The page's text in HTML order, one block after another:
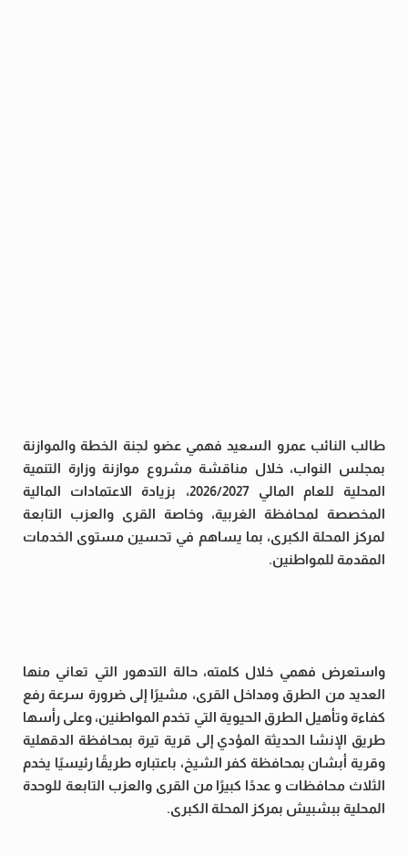
طالب النائب عمرو السعيد فهمي عضو لجنة الخطة والموازنة
بمجلس النواب، خلال مناقشة مشروع موازنة وزارة التنمية
المحلية للعام المالي 2026/2027، بزيادة الاعتمادات المالية
المخصصة لمحافظة الغربية، وخاصة القرى والعزب التابعة
لمركز المحلة الكبرى، بما يساهم في تحسين مستوى الخدمات
المقدمة للمواطنين.
واستعرض فهمي خلال كلمته، حالة التدهور التي تعاني منها
العديد من الطرق ومداخل القرى، مشيرًا إلى ضرورة سرعة رفع
كفاءة وتأهيل الطرق الحيوية التي تخدم المواطنين، وعلى رأسها
طريق الإنشا الحديثة المؤدي إلى قرية تيرة بمحافظة الدقهلية
وقرية أبشان بمحافظة كفر الشيخ، باعتباره طريقًا رئيسيًا يخدم
الثلاث محافظات و عددًا كبيرًا من القرى والعزب التابعة للوحدة
المحلية ببشبيش بمركز المحلة الكبرى.